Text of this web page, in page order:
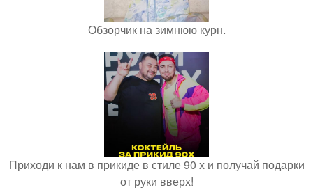
Обзорчик на зимнюю курн.
Приходи к нам в прикиде в стиле 90 х и получай подарки
от руки вверх!